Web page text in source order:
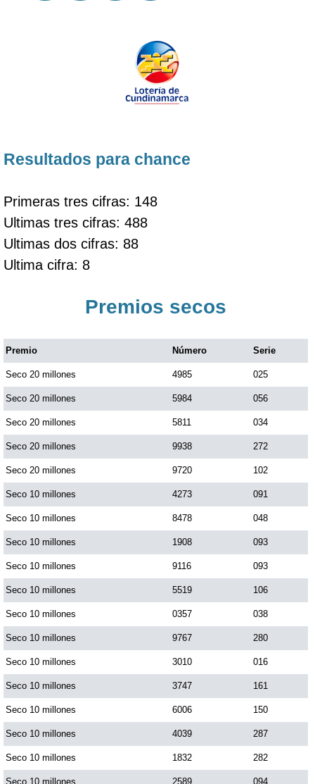
Resultados para chance
Primeras tres cifras: 148
Ultimas tres cifras: 488
Ultimas dos cifras: 88
Ultima cifra: 8
Premios secos
Premio Número Serie
Seco 20 millones 4985 025
Seco 20 millones 5984 056
Seco 20 millones 5811 034
Seco 20 millones 9938 272
Seco 20 millones 9720 102
Seco 10 millones 4273 091
Seco 10 millones 8478 048
Seco 10 millones 1908 093
Seco 10 millones 9116 093
Seco 10 millones 5519 106
Seco 10 millones 0357 038
Seco 10 millones 9767 280
Seco 10 millones 3010 016
Seco 10 millones 3747 161
Seco 10 millones 6006 150
Seco 10 millones 4039 287
Seco 10 millones 1832 282
Seco 10 millones 2589 094